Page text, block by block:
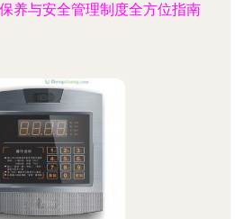
养与安全管理制度全方位指南